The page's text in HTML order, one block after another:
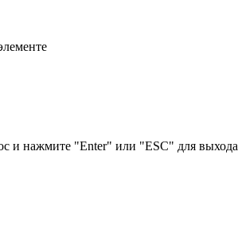
и нажмите "Enter" или "ESC" для выхода